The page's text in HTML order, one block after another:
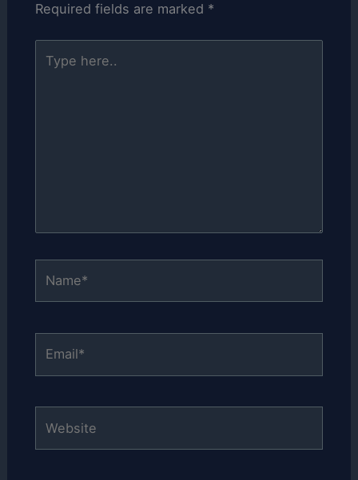
Required fields are marked *
here..